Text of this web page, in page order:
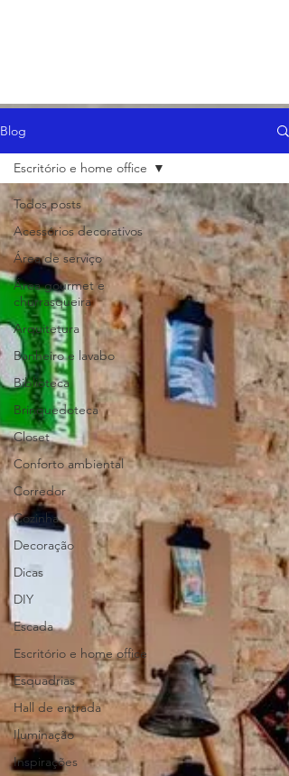
Blog
Todos posts
Acessórios decorativos
Área de serviço
Área gourmet e
churrasqueira
Arquitetura
Banheiro e lavabo
Biblioteca
Brinquedoteca
Closet
Conforto ambiental
Corredor
Cozinha
Decoração
Dicas
DIY
Escada
Escritório e home office
Esquadrias
Hall de entrada
Iluminação
Inspirações
Escritório e home office